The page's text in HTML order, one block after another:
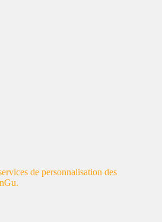
de personnalisation des